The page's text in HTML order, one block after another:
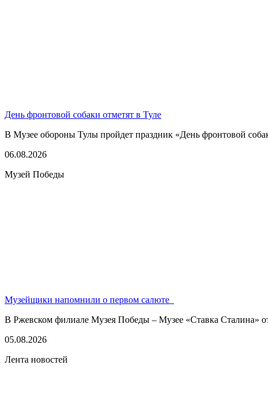
День фронтовой собаки отметят в Туле
В Музее обороны Тулы пройдет праздник «День фронтовой
06.08.2026
Музей Победы
Музейщики напомнили о первом салюте
В Ржевском филиале Музея Победы – Музее «Ставка Сталина»
05.08.2026
Лента новостей